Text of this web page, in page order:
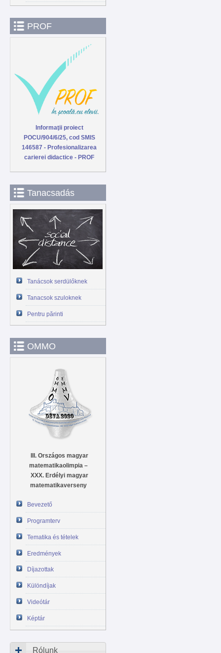
PROF
Informaţii proiect
POCU/904/6/25, cod SMIS
146587 - Profesionalizarea
carierei didactice - PROF
Tanacsadás
Tanácsok serdülőknek
Tanacsok szuloknek
Pentru părinti
OMMO
III. Országos magyar
matematikaolimpia –
XXX. Erdélyi magyar
matematikaverseny
Bevezető
Programterv
Tematika és tételek
Eredmények
Díjazottak
Különdíjak
Videótár
Képtár
Rólunk